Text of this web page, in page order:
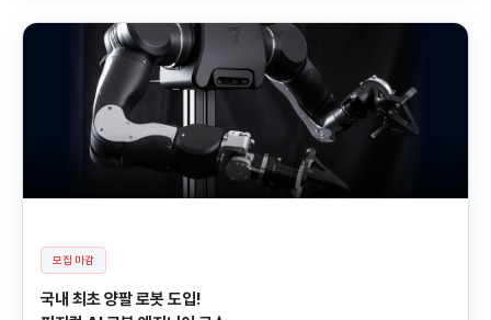
모집 마감
국내 최초 양팔 로봇 도입!